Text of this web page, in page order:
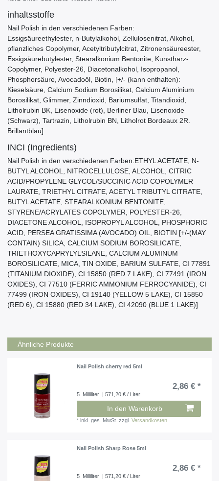
inhaltsstoffe
Nail Polish in den verschiedenen Farben:
Essigsäureethylester, n-Butylalkohol, Zellulosenitrat, Alkohol,
pflanzliches Copolymer, Acetyltributylcitrat, Zitronensäureester,
Essigsäurebutylester, Stearalkonium Bentonite, Kunstharz-
Copolymer, Polyester-26, Diacetonalkohol, Isopropanol,
Phosphorsäure, Avocadoöl, Biotin, [+/- (kann enthalten):
Kieselsäure, Calcium Sodium Borosilikat, Calcium Aluminium
Borosilikat, Glimmer, Zinndioxid, Bariumsulfat, Titandioxid,
Litholrubin BK, Eisenoxide (rot), Berliner Blau, Eisenoxide
(Schwarz), Tartrazin, Litholrubin BN, Litholrot Bordeaux 2R.
Brillantblau]
INCI (Ingredients)
Nail Polish in den verschiedenen Farben:ETHYL ACETATE, N-
BUTYL ALCOHOL, NITROCELLULOSE, ALCOHOL, CITRIC
ACID/PROPYLENE GLYCOL/SUCCINIC ACID COPOLYMER
LAURATE, TRIETHYL CITRATE, ACETYL TRIBUTYL CITRATE,
BUTYL ACETATE, STEARALKONIUM BENTONITE,
STYRENE/ACRYLATES COPOLYMER, POLYESTER-26,
DIACETONE ALCOHOL, ISOPROPYL ALCOHOL, PHOSPHORIC
ACID, PERSEA GRATISSIMA (AVOCADO) OIL, BIOTIN [+/-(MAY
CONTAIN) SILICA, CALCIUM SODIUM BOROSILICATE,
TRIETHOXYCAPRYLYLSILANE, CALCIUM ALUMINUM
BOROSILICATE, MICA, TIN OXIDE, BARIUM SULFATE, CI 77891
(TITANIUM DIOXIDE), CI 15850 (RED 7 LAKE), CI 77491 (IRON
OXIDES), CI 77510 (FERRIC AMMONIUM FERROCYANIDE), CI
77499 (IRON OXIDES), CI 19140 (YELLOW 5 LAKE), CI 15850
(RED 6), CI 15880 (RED 34 LAKE), CI 42090 (BLUE 1 LAKE)]
Ähnliche Produkte
Nail Polish cherry red 5ml
2,86 € *
5 Milliliter | 571,20 € / Liter
In den Warenkorb
*inkl. ges. MwSt. zzgl.Versandkosten
Nail Polish Sharp Rose 5ml
2,86 € *
5 Milliliter | 571,20 € / Liter